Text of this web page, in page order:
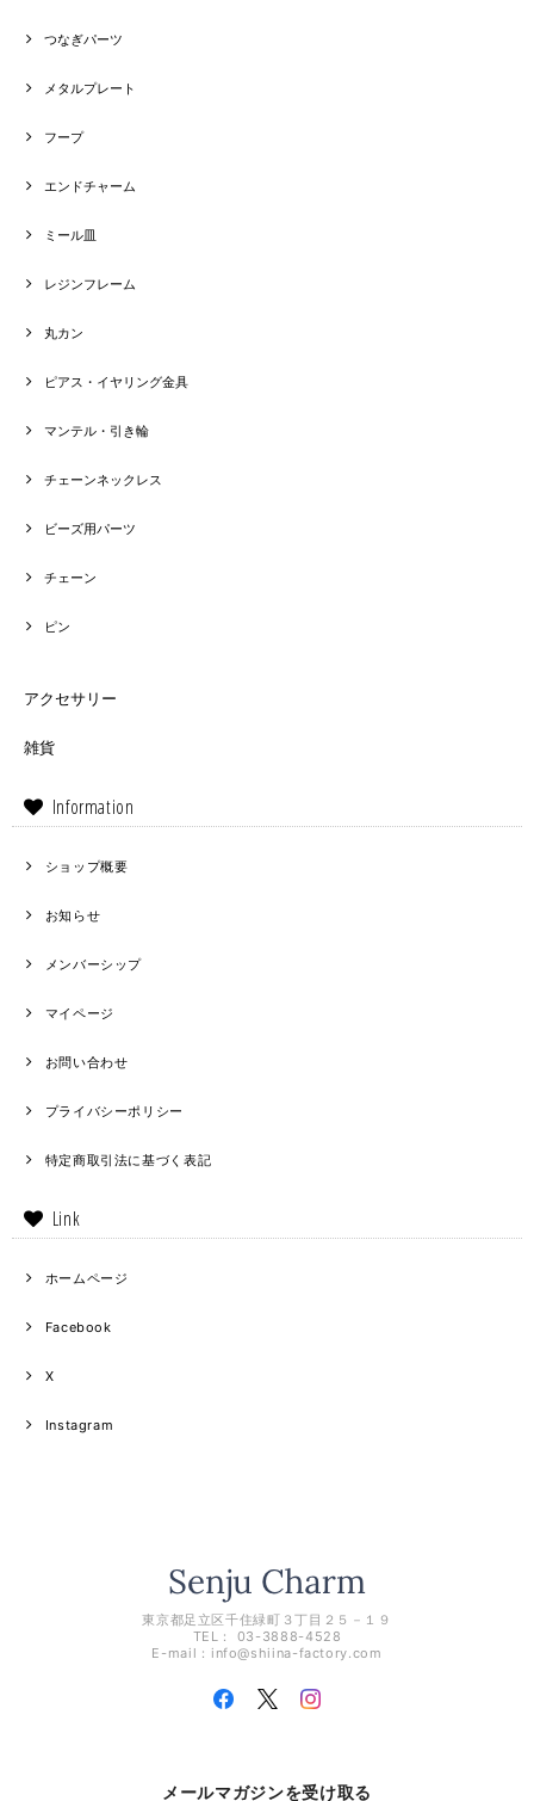
つなぎパーツ
メタルプレート
フープ
エンドチャーム
ミール皿
レジンフレーム
丸カン
ピアス・イヤリング金具
マンテル・引き輪
チェーンネックレス
ビーズ用パーツ
チェーン
ピン
アクセサリー
雑貨
Information
ショップ概要
お知らせ
メンバーシップ
マイページ
お問い合わせ
プライバシーポリシー
特定商取引法に基づく表記
Link
ホームページ
Facebook
X
Instagram
東京都足立区千住緑町３丁目２５－１９
TEL： 03-3888-4528
E-mail： info@shiina-factory.com
メールマガジンを受け取る